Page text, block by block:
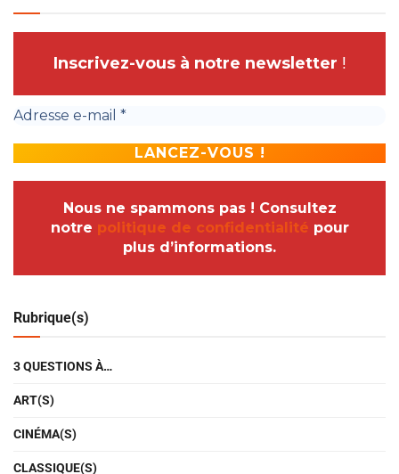
Inscrivez-vous à notre newsletter !
Nous ne spammons pas ! Consultez
notre politique de confidentialité pour
plus d’informations.
Rubrique(s)
3 QUESTIONS À…
ART(S)
CINÉMA(S)
CLASSIQUE(S)